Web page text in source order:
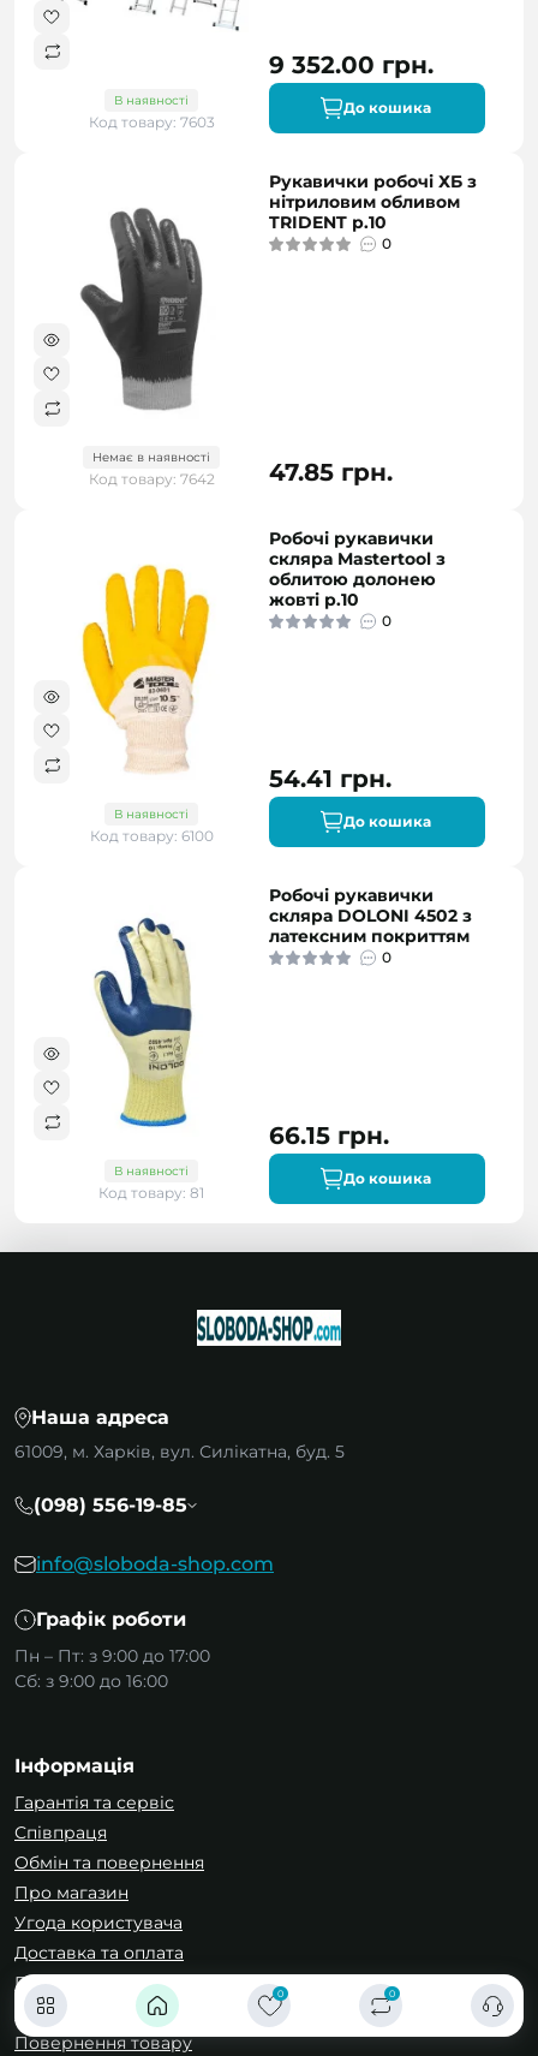
0 0
В наявності
Код товару: 7603
9 352.00 грн.
До кошика
Немає в наявності
Код товару: 7642
Рукавички робочі ХБ з
нітриловим обливом
TRIDENT р.10
0
47.85 грн.
В наявності
Код товару: 6100
Робочі рукавички
скляра Mastertool з
облитою долонею
жовті р.10
0
54.41 грн.
До кошика
В наявності
Код товару: 81
Робочі рукавички
скляра DOLONI 4502 з
латексним покриттям
0
66.15 грн.
До кошика
Наша адреса
61009, м. Харків, вул. Силікатна, буд. 5
(098) 556-19-85
info@sloboda-shop.com
Графік роботи
Пн – Пт: з 9:00 до 17:00
Сб: з 9:00 до 16:00
Інформація
Гарантія та сервіс
Співпраця
Обмін та повернення
Про магазин
Угода користувача
Доставка та оплата
Публічна оферта
Зворотній зв’язок
Повернення товару